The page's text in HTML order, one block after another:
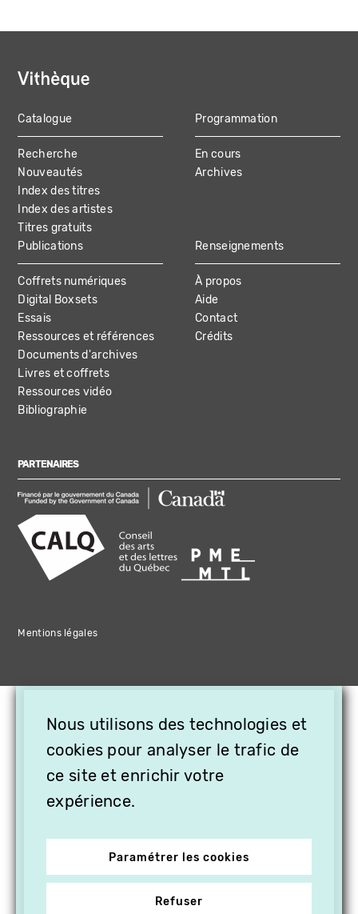
MAIN
NAVIGATION
Catalogue
Recherche
Nouveautés
Index des titres
Index des artistes
Titres gratuits
Programmation
En cours
Archives
Publications
Coffrets numériques
Digital Boxsets
Essais
Ressources et références
Documents d'archives
Livres et coffrets
Ressources vidéo
Bibliographie
Renseignements
À propos
Aide
Contact
Crédits
PARTENAIRES
Mentions légales
Nous utilisons des technologies et
cookies pour analyser le trafic de
ce site et enrichir votre
expérience.
Paramétrer les cookies
Refuser
OFFREZ LA VIDÉO EN
CADEAU, ABONNEZ VOS
PROCHES À VITHÈQUE !